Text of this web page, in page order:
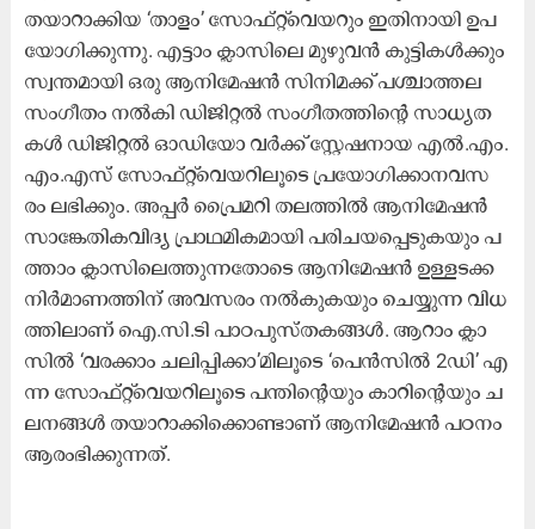
ത​യാ​റാ​ക്കി​യ ‘താ​ളം’ സോ​ഫ്റ്റ്‍വെ​യ​റും ഇ​തി​നാ​യി ഉ​പ​
യോ​ഗി​ക്കു​ന്നു. എ​ട്ടാം ക്ലാ​സി​ലെ മു​ഴു​വ​ന്‍ കു​ട്ടി​ക​ള്‍ക്കും
സ്വ​ന്ത​മാ​യി ഒ​രു ആ​നി​മേ​ഷ​ന്‍ സി​നി​മ​ക്ക് പ​ശ്ചാ​ത്ത​ല
സം​ഗീ​തം ന​ല്‍കി ഡി​ജി​റ്റ​ല്‍ സം​ഗീ​ത​ത്തി​ന്റെ സാ​ധ്യ​ത​
ക​ള്‍ ഡി​ജി​റ്റ​ൽ ഓ​ഡി​യോ വ​ർ​ക്ക് സ്റ്റേ​ഷ​നാ​യ എ​ല്‍.​എം.​
എം.​എ​സ് സോ​ഫ്‍റ്റ്‍വെ​യ​റി​ലൂ​ടെ പ്ര​യോ​ഗി​ക്കാ​ന​വ​സ​
രം ല​ഭി​ക്കും. അ​പ്പ​ര്‍ പ്രൈ​മ​റി ത​ല​ത്തി​ല്‍ ആ​നി​മേ​ഷ​ന്‍
സാ​ങ്കേ​തി​ക​വി​ദ്യ പ്രാ​ഥ​മി​ക​മാ​യി പ​രി​ച​യ​പ്പെ​ടു​ക​യും പ​
ത്താം ക്ലാ​സി​ലെ​ത്തു​ന്ന​തോ​ടെ ആ​നി​മേ​ഷ​ന്‍ ഉ​ള്ള​ട​ക്ക
നി​ര്‍മാ​ണ​ത്തി​ന് അ​വ​സ​രം ന​ല്‍കു​ക​യും ചെ​യ്യു​ന്ന വി​ധ​
ത്തി​ലാ​ണ് ഐ.​സി.​ടി പാ​ഠ​പു​സ്ത​ക​ങ്ങ​ള്‍. ആ​റാം ക്ലാ​
സി​ല്‍ ‘വ​ര​ക്കാം ച​ലി​പ്പി​ക്കാ’​മി​ലൂ​ടെ ‘പെ​ന്‍സി​ല്‍ 2ഡി’ ​എ​
ന്ന സോ​ഫ്‍റ്റ്‍വെ​യ​റി​ലൂ​ടെ പ​ന്തി​ന്റെ​യും കാ​റി​ന്റെ​യും ച​
ല​ന​ങ്ങ​ള്‍ ത​യാ​റാ​ക്കി​ക്കൊ​ണ്ടാ​ണ് ആ​നി​മേ​ഷ​ന്‍ പ​ഠ​നം
ആ​രം​ഭി​ക്കു​ന്ന​ത്.